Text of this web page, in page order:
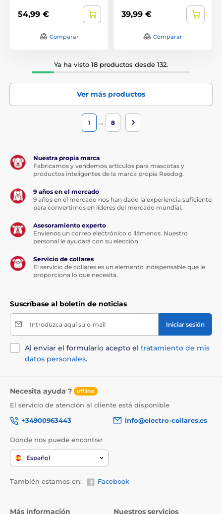
54,99 €
Comparar
39,99 €
Comparar
Ya ha visto 18 productos desde 132.
Ver más productos
1 … 8
Nuestra propia marca
Fabricamos y vendemos artículos para mascotas y
productos inteligentes de la marca propia Reedog.
9 años en el mercado
9 años en el mercado nos han dado la experiencia suficiente
para convertirnos en líderes del mercado mundial.
Asesoramiento experto
Envíenos un correo electrónico o llámenos. Nuestro
personal le ayudará con su eleccion.
Servicio de collares
El servicio de collares es un elemento indispensable que le
proporciona lo que necesita.
Suscríbase al boletín de noticias
Introduzca aquí su e-mail Iniciar sesión
Al enviar el formulario acepto el tratamiento de mis
datos personales.
Necesita ayuda ? offline
El servicio de atención al cliente está disponible
+34900963443
info@electro-collares.es
Dónde nos puede encontrar
Español
También estamos en: Facebook
Más información Nuestros servicios